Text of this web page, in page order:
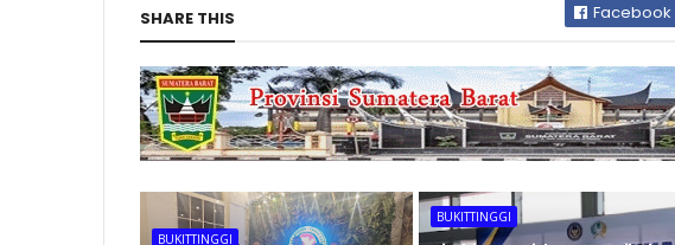
SHARE THIS Facebook
BUKITTINGGI
BUKITTINGGI